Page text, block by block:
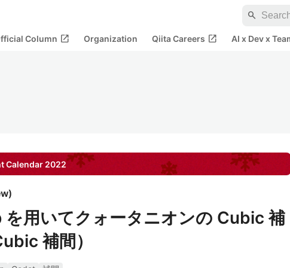
search
Column open_in_new Organization Qiita Careers open_in_new AI x Dev x
Calendar 2022
)
用いてクォータニオンの Cubic 補
補間）